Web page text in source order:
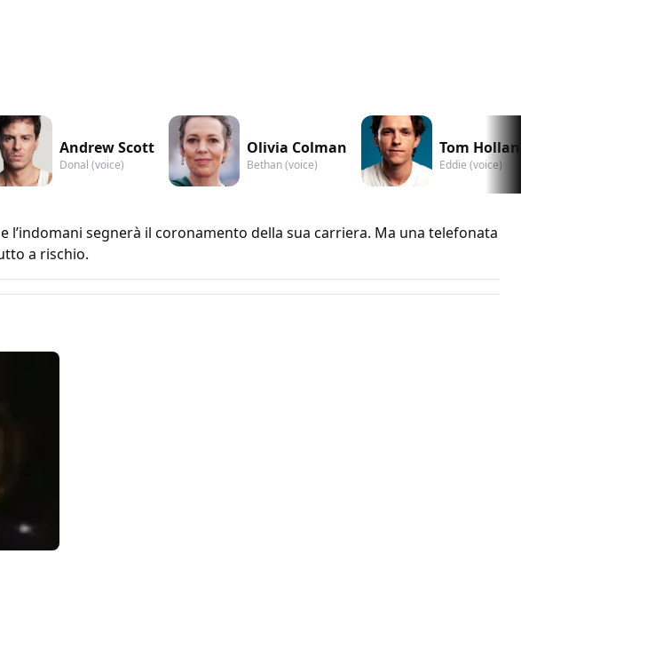
Andrew Scott
Donal (voice)
Olivia Colman
Bethan (voice)
Tom Holland
Eddie (voice)
l’indomani segnerà il coronamento della sua carriera. Ma una telefonata
a rischio.